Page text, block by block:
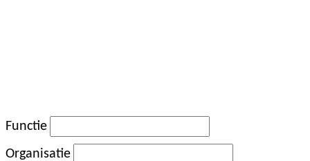
Functie
Organisatie